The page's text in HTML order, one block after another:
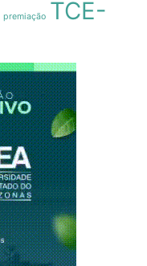
premiação TCE-